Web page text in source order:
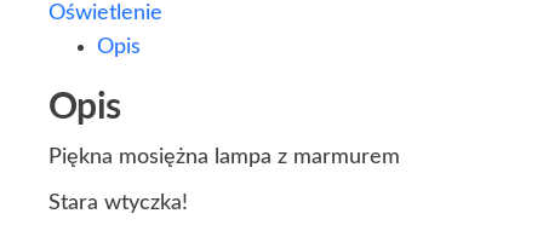
Oświetlenie
Opis
Opis
Piękna mosiężna lampa z marmurem
Stara wtyczka!